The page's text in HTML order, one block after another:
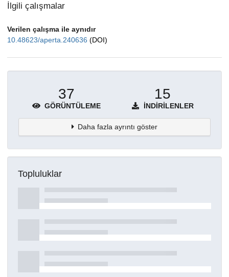
İlgili çalışmalar
Verilen çalışma ile aynıdır
10.48623/aperta.240636 (DOI)
37
GÖRÜNTÜLEME
15
İNDIRILENLER
Daha fazla ayrıntı göster
Topluluklar